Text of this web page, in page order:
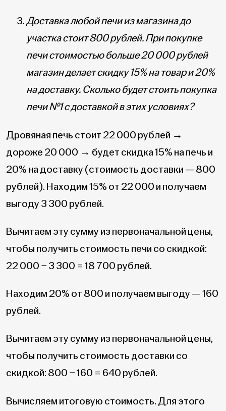
Доставка любой печи из магазина до
участка стоит 800 рублей. При покупке
печи стоимостью больше 20 000 рублей
магазин делает скидку 15% на товар и 20%
на доставку. Сколько будет стоить покупка
печи №1 с доставкой в этих условиях?
Дровяная печь стоит 22 000 рублей →
дороже 20 000 → будет скидка 15% на печь и
20% на доставку (стоимость доставки — 800
рублей). Находим 15% от 22 000 и получаем
выгоду 3 300 рублей.
Вычитаем эту сумму из первоначальной цены,
чтобы получить стоимость печи со скидкой:
22 000 − 3 300 = 18 700 рублей.
Находим 20% от 800 и получаем выгоду — 160
рублей.
Вычитаем эту сумму из первоначальной цены,
чтобы получить стоимость доставки со
скидкой: 800 − 160 = 640 рублей.
Вычисляем итоговую стоимость. Для этого